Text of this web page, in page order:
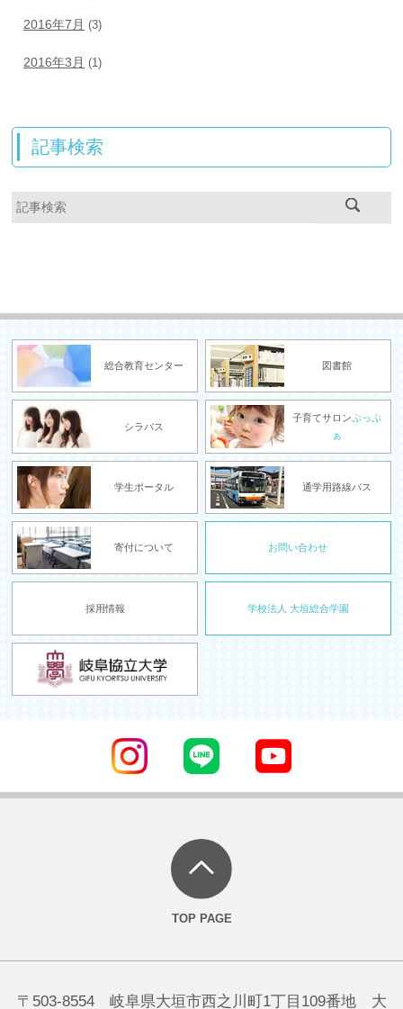
2016年7月 (3)
2016年3月 (1)
記事検索
総合教育センター 図書館
シラバス
子育てサロンぷっぷ
ぁ
学生ポータル 通学用路線バス
寄付について お問い合わせ
採用情報 学校法人 大垣総合学園
〒503-8554 岐阜県大垣市西之川町1丁目109番地 大